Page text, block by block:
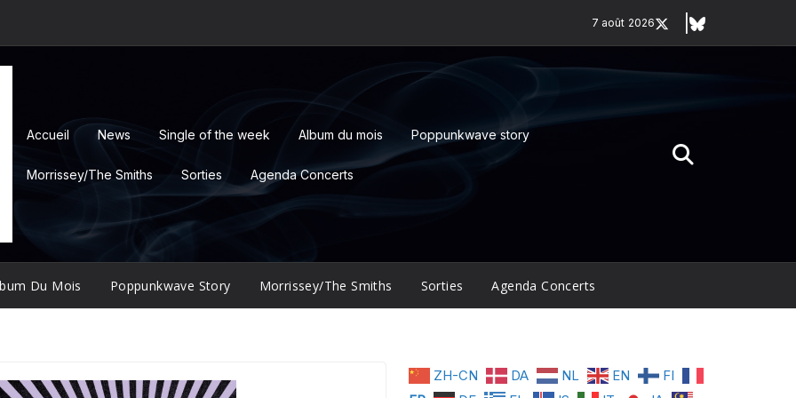
7 août 2026
Accueil News Single of the week Album du mois Poppunkwave story
Morrissey/The Smiths Sorties Agenda Concerts
Du Mois Poppunkwave Story Morrissey/The Smiths Sorties Agenda Concerts
ZH-CN DA NL EN
FI